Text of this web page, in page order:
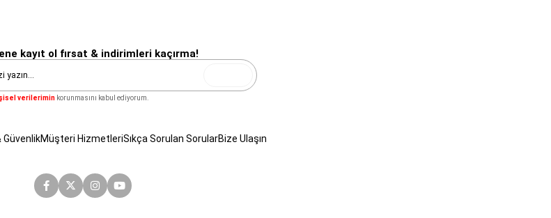
kayıt ol fırsat & indirimleri kaçırma!
verilerimin korunmasını kabul ediyorum.
GüvenlikMüşteri HizmetleriSıkça Sorulan SorularBize Ulaşın